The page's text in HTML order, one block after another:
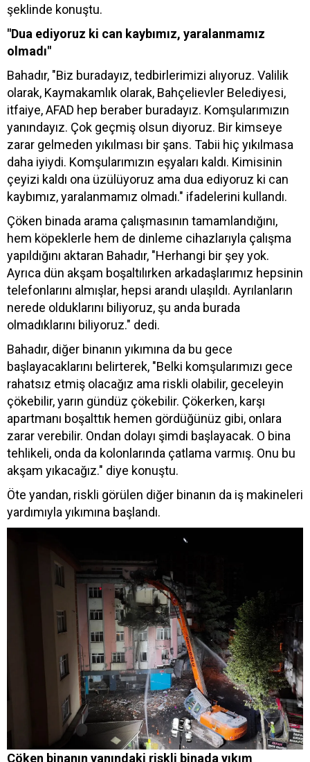
şeklinde konuştu.
"Dua ediyoruz ki can kaybımız, yaralanmamız
olmadı"
Bahadır, "Biz buradayız, tedbirlerimizi alıyoruz. Valilik
olarak, Kaymakamlık olarak, Bahçelievler Belediyesi,
itfaiye, AFAD hep beraber buradayız. Komşularımızın
yanındayız. Çok geçmiş olsun diyoruz. Bir kimseye
zarar gelmeden yıkılması bir şans. Tabii hiç yıkılmasa
daha iyiydi. Komşularımızın eşyaları kaldı. Kimisinin
çeyizi kaldı ona üzülüyoruz ama dua ediyoruz ki can
kaybımız, yaralanmamız olmadı." ifadelerini kullandı.
Çöken binada arama çalışmasının tamamlandığını,
hem köpeklerle hem de dinleme cihazlarıyla çalışma
yapıldığını aktaran Bahadır, "Herhangi bir şey yok.
Ayrıca dün akşam boşaltılırken arkadaşlarımız hepsinin
telefonlarını almışlar, hepsi arandı ulaşıldı. Ayrılanların
nerede olduklarını biliyoruz, şu anda burada
olmadıklarını biliyoruz." dedi.
Bahadır, diğer binanın yıkımına da bu gece
başlayacaklarını belirterek, "Belki komşularımızı gece
rahatsız etmiş olacağız ama riskli olabilir, geceleyin
çökebilir, yarın gündüz çökebilir. Çökerken, karşı
apartmanı boşalttık hemen gördüğünüz gibi, onlara
zarar verebilir. Ondan dolayı şimdi başlayacak. O bina
tehlikeli, onda da kolonlarında çatlama varmış. Onu bu
akşam yıkacağız." diye konuştu.
Öte yandan, riskli görülen diğer binanın da iş makineleri
yardımıyla yıkımına başlandı.
Çöken binanın yanındaki riskli binada yıkım